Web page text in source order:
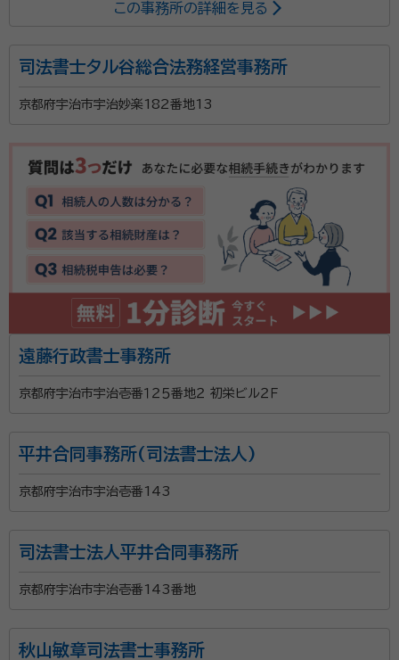
げ、難しい法律用語を使わずに相談対応しています。 ま
スにこだわりを持っているそうです。そのほか、相談者
の負担を軽減するために、京都市内なら車での送迎を
おこなえることも特徴。
この事務所の詳細を見る
司法書士タル谷総合法務経営事務所
京都府宇治市宇治妙楽182番地13
遠藤行政書士事務所
京都府宇治市宇治壱番１２５番地２ 初栄ビル２Ｆ
平井合同事務所(司法書士法人)
京都府宇治市宇治壱番143
司法書士法人平井合同事務所
京都府宇治市宇治壱番143番地
秋山敏章司法書士事務所